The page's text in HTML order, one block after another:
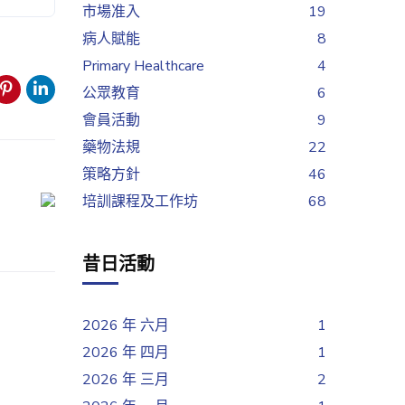
市場准入
19
病人賦能
8
Primary Healthcare
4
公眾教育
6
會員活動
9
藥物法規
22
策略方針
46
培訓課程及工作坊
68
昔日活動
2026 年 六月
1
2026 年 四月
1
2026 年 三月
2